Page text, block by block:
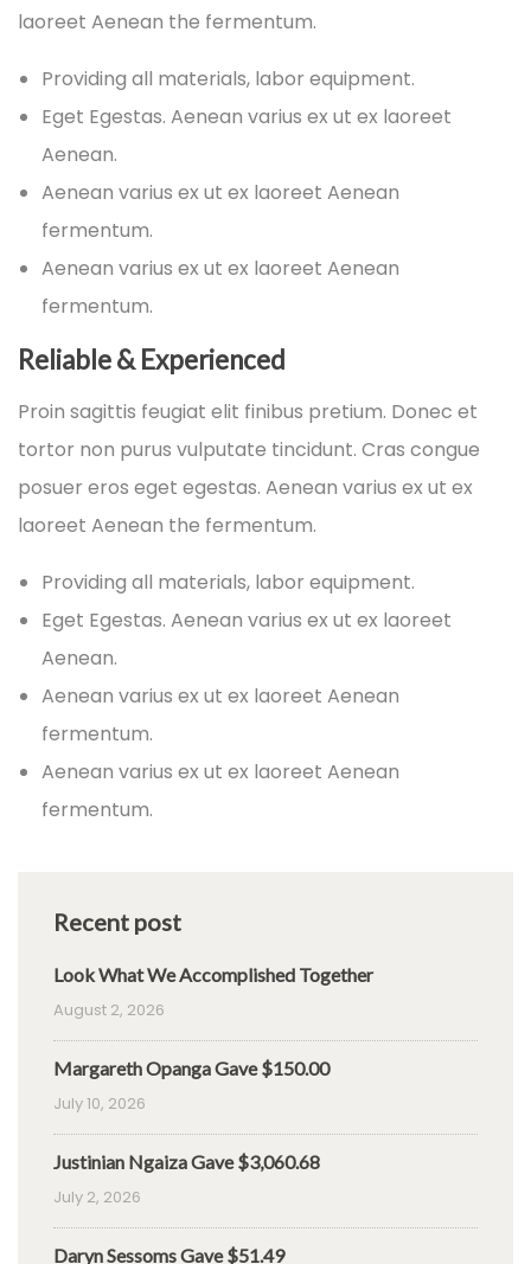
laoreet Aenean the fermentum.
Providing all materials, labor equipment.
Eget Egestas. Aenean varius ex ut ex laoreet
Aenean.
Aenean varius ex ut ex laoreet Aenean
fermentum.
Aenean varius ex ut ex laoreet Aenean
fermentum.
Reliable & Experienced
Proin sagittis feugiat elit finibus pretium. Donec et
tortor non purus vulputate tincidunt. Cras congue
posuer eros eget egestas. Aenean varius ex ut ex
laoreet Aenean the fermentum.
Providing all materials, labor equipment.
Eget Egestas. Aenean varius ex ut ex laoreet
Aenean.
Aenean varius ex ut ex laoreet Aenean
fermentum.
Aenean varius ex ut ex laoreet Aenean
fermentum.
Recent post
Look What We Accomplished Together
August 2, 2026
Margareth Opanga Gave $150.00
July 10, 2026
Justinian Ngaiza Gave $3,060.68
July 2, 2026
Daryn Sessoms Gave $51.49